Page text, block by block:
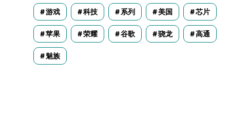
游戏 科技 系列 美国 芯片
苹果 荣耀 谷歌 骁龙 高通
魅族